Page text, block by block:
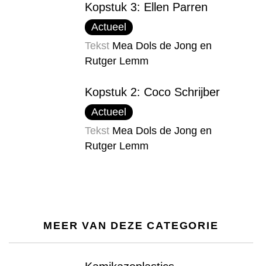
Kopstuk 3: Ellen Parren
Actueel
Tekst Mea Dols de Jong en
Rutger Lemm
Kopstuk 2: Coco Schrijber
Actueel
Tekst Mea Dols de Jong en
Rutger Lemm
MEER VAN DEZE CATEGORIE